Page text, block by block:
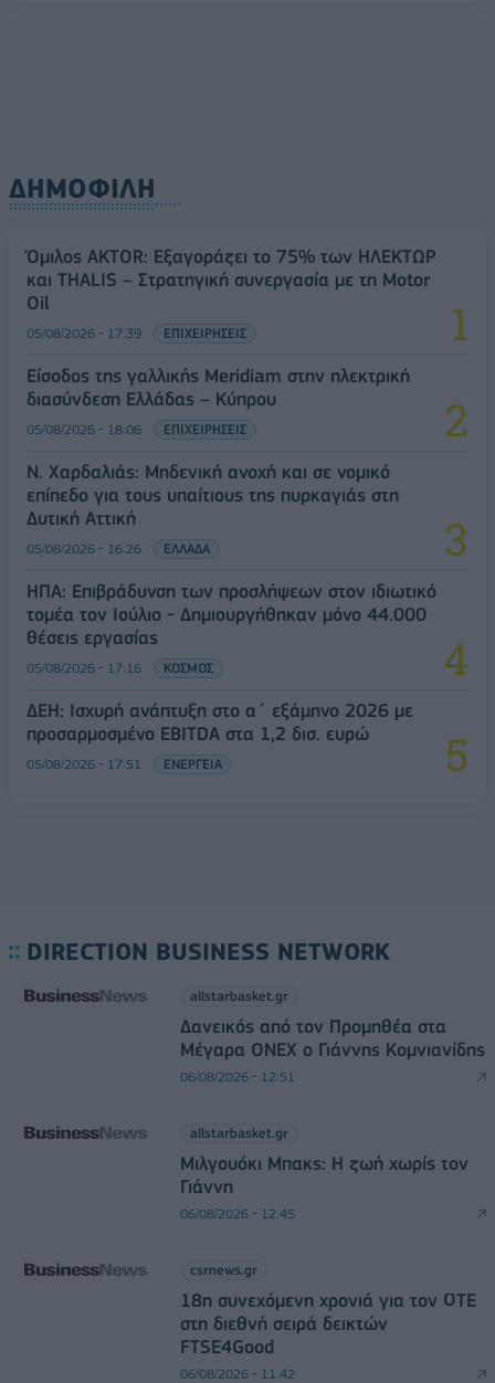
ΔΗΜΟΦΙΛΗ
Όμιλος AKTOR: Εξαγοράζει το 75% των ΗΛΕΚΤΩΡ
και THALIS – Στρατηγική συνεργασία με τη Motor
Oil
05/08/2026 - 17:39 ΕΠΙΧΕΙΡΗΣΕΙΣ
Είσοδος της γαλλικής Meridiam στην ηλεκτρική
διασύνδεση Ελλάδας – Κύπρου
05/08/2026 - 18:06 ΕΠΙΧΕΙΡΗΣΕΙΣ
Ν. Χαρδαλιάς: Μηδενική ανοχή και σε νομικό
επίπεδο για τους υπαίτιους της πυρκαγιάς στη
Δυτική Αττική
05/08/2026 - 16:26 ΕΛΛΑΔΑ
ΗΠΑ: Επιβράδυνση των προσλήψεων στον ιδιωτικό
τομέα τον Ιούλιο - Δημιουργήθηκαν μόνο 44.000
θέσεις εργασίας
05/08/2026 - 17:16 ΚΟΣΜΟΣ
ΔΕΗ: Ισχυρή ανάπτυξη στο α΄ εξάμηνο 2026 με
προσαρμοσμένο EBITDA στα 1,2 δισ. ευρώ
05/08/2026 - 17:51 ΕΝΕΡΓΕΙΑ
DIRECTION BUSINESS NETWORK
allstarbasket.gr
Δανεικός από τον Προμηθέα στα
Μέγαρα ONEX ο Γιάννης Κομνιανίδης
06/08/2026 - 12:51
allstarbasket.gr
Μιλγουόκι Μπακς: Η ζωή χωρίς τον
Γιάννη
06/08/2026 - 12:45
csrnews.gr
18η συνεχόμενη χρονιά για τον ΟΤΕ
στη διεθνή σειρά δεικτών
FTSE4Good
06/08/2026 - 11:42